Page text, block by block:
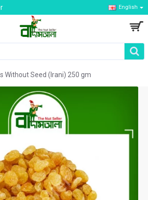
English
Without Seed (Irani) 250 gm